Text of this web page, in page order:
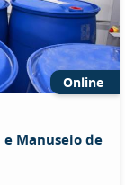
Online
e Manuseio de